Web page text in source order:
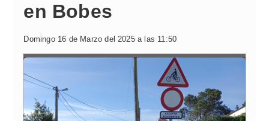
en Bobes
Domingo 16 de Marzo del 2025 a las 11:50